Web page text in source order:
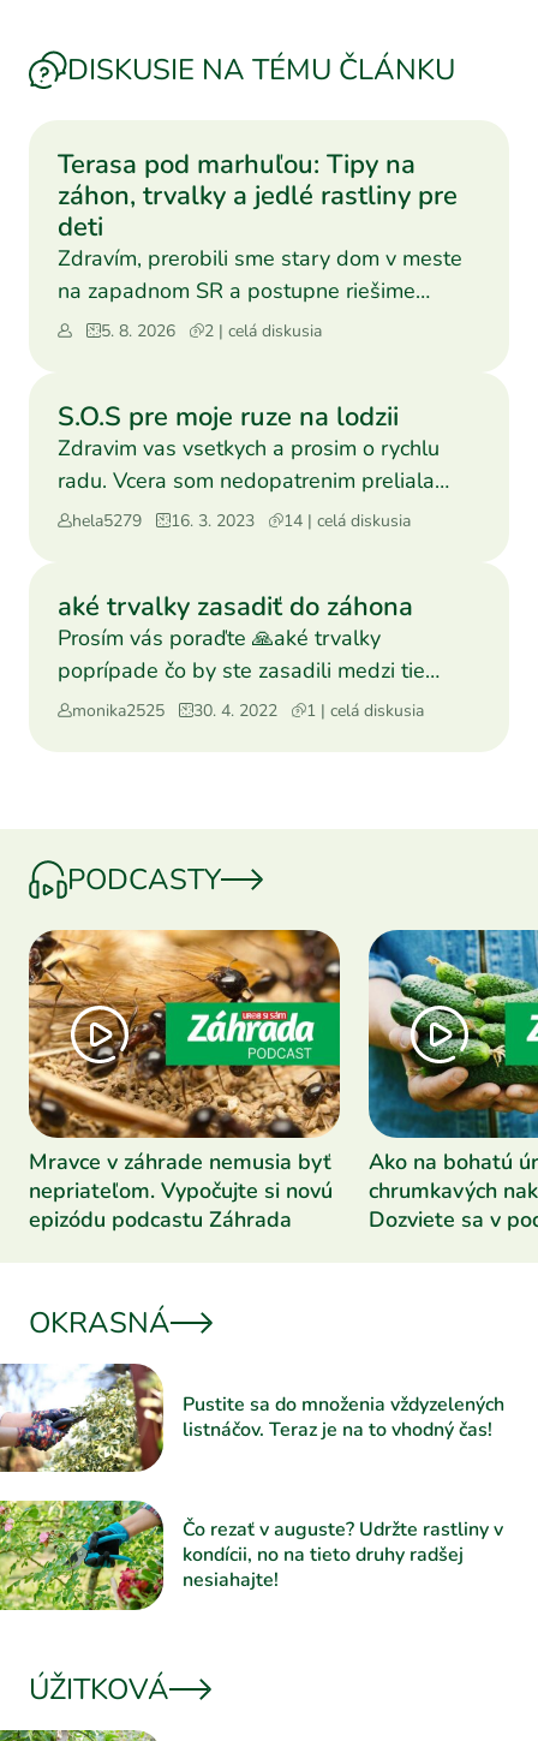
DISKUSIE NA TÉMU ČLÁNKU
Terasa pod marhuľou: Tipy na
záhon, trvalky a jedlé rastliny pre
deti
Zdravím, prerobili sme stary dom v meste
na zapadnom SR a postupne riešime
záhradu pre deti a nas. K
5. 8. 2026 2 | celá diskusia
S.O.S pre moje ruze na lodzii
Zdravim vas vsetkych a prosim o rychlu
radu. Vcera som nedopatrenim preliala
moje krasne ruze, ktore
hela5279 16. 3. 2023 14 | celá diskusia
aké trvalky zasadiť do záhona
Prosím vás poraďte 🙏aké trvalky
poprípade čo by ste zasadili medzi tie
stromy?ja by som chcela nejak
monika2525 30. 4. 2022 1 | celá diskusia
PODCASTY
Mravce v záhrade nemusia byť
nepriateľom. Vypočujte si novú
epizódu podcastu Záhrada
Ako na bohatú
chrumkavých
Dozviete sa v
OKRASNÁ
Pustite sa do množenia vždyzelených
listnáčov. Teraz je na to vhodný čas!
Čo rezať v auguste? Udržte rastliny v
kondícii, no na tieto druhy radšej
nesiahajte!
ÚŽITKOVÁ